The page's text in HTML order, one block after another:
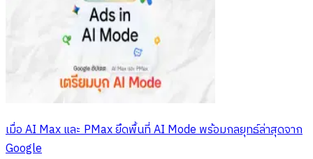
เมื่อ AI Max และ PMax ยึดพื้นที่ AI Mode พร้อมกลยุทธ์ล่าสุดจาก
Google